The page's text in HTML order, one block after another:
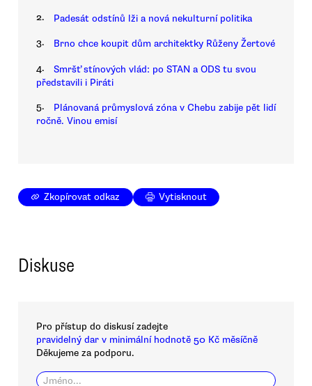
2. Padesát odstínů lži a nová nekulturní politika
3. Brno chce koupit dům architektky Růženy Žertové
4.
Smršť stínových vlád: po STAN a ODS tu svou
představili i Piráti
5.
Plánovaná průmyslová zóna v Chebu zabije pět lidí
ročně. Vinou emisí
Zkopírovat odkaz Vytisknout
Diskuse
Pro přístup do diskusí zadejte
pravidelný dar v minimální hodnotě 50 Kč měsíčně
Děkujeme za podporu.